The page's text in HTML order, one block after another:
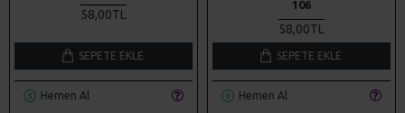
58,00TL
SEPETE EKLE
Hemen Al
106
58,00TL
SEPETE EKLE
Hemen Al